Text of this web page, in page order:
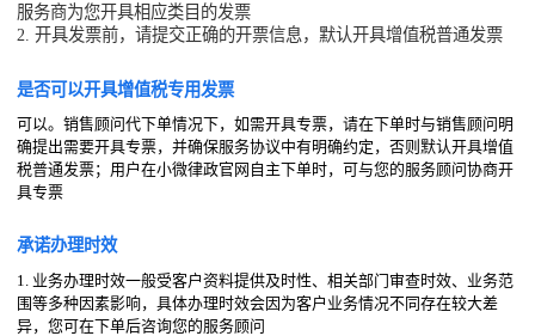
服务商为您开具相应类目的发票
2. 开具发票前，请提交正确的开票信息，默认开具增值税普通发票
是否可以开具增值税专用发票
可以。销售顾问代下单情况下，如需开具专票，请在下单时与销售顾问明
确提出需要开具专票，并确保服务协议中有明确约定，否则默认开具增值
税普通发票；用户在小微律政官网自主下单时，可与您的服务顾问协商开
具专票
承诺办理时效
1. 业务办理时效一般受客户资料提供及时性、相关部门审查时效、业务范
围等多种因素影响，具体办理时效会因为客户业务情况不同存在较大差
异，您可在下单后咨询您的服务顾问